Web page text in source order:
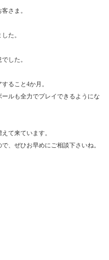
さま。
た。
した。
ること4か月。
ルも全力でプレイできるようにな
て来ています。
、ぜひお早めにご相談下さいね。